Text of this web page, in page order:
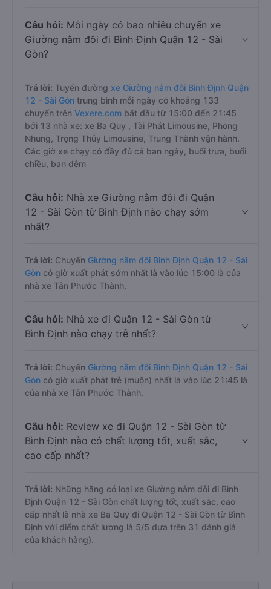
Câu hỏi: Mỗi ngày có bao nhiêu chuyến xe
Giường nằm đôi đi Bình Định Quận 12 - Sài
Gòn?
Trả lời: Tuyến đường xe Giường nằm đôi Bình Định Quận
12 - Sài Gòn trung bình mỗi ngày có khoảng 133
chuyến trên Vexere.com bắt đầu từ 15:00 đến 21:45
bởi 13 nhà xe: xe Ba Quy , Tài Phát Limousine, Phong
Nhung, Trọng Thủy Limousine, Trung Thành vận hành.
Các giờ xe chạy có đầy đủ cả ban ngày, buổi trưa, buổi
chiều, ban đêm
Câu hỏi: Nhà xe Giường nằm đôi đi Quận
12 - Sài Gòn từ Bình Định nào chạy sớm
nhất?
Trả lời: Chuyến Giường nằm đôi Bình Định Quận 12 - Sài
Gòn có giờ xuất phát sớm nhất là vào lúc 15:00 là của
nhà xe Tân Phước Thành.
Câu hỏi: Nhà xe đi Quận 12 - Sài Gòn từ
Bình Định nào chạy trễ nhất?
Trả lời: Chuyến Giường nằm đôi Bình Định Quận 12 - Sài
Gòn có giờ xuất phát trễ (muộn) nhất là vào lúc 21:45 là
của nhà xe Tân Phước Thành.
Câu hỏi: Review xe đi Quận 12 - Sài Gòn từ
Bình Định nào có chất lượng tốt, xuất sắc,
cao cấp nhất?
Trả lời: Những hãng có loại xe Giường nằm đôi đi Bình
Định Quận 12 - Sài Gòn chất lượng tốt, xuất sắc, cao
cấp nhất là nhà xe Ba Quy đi Quận 12 - Sài Gòn từ Bình
Định với điểm chất lượng là 5/5 dựa trên 31 đánh giá
của khách hàng).